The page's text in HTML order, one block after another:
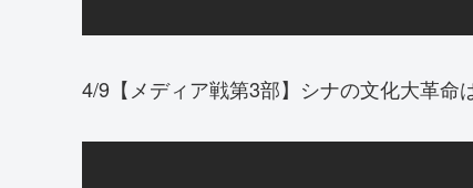
4/9【メディア戦第3部】シナの文化大革